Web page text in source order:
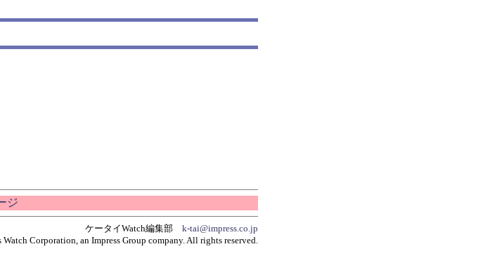
ジ
ケータイWatch編集部 k-tai@impress.co.jp
Corporation, an Impress Group company. All rights reserved.